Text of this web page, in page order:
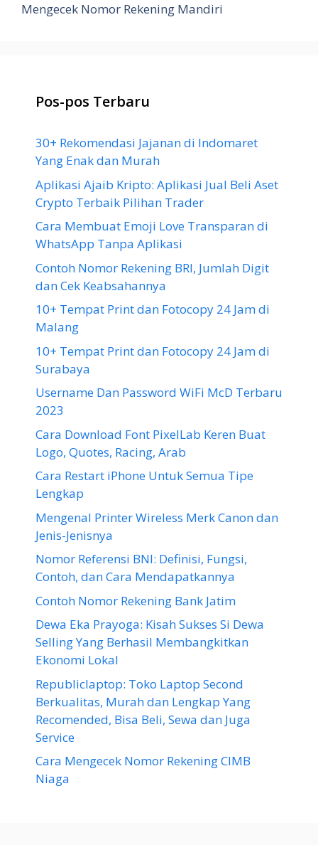
Mengecek Nomor Rekening Mandiri
Pos-pos Terbaru
30+ Rekomendasi Jajanan di Indomaret
Yang Enak dan Murah
Aplikasi Ajaib Kripto: Aplikasi Jual Beli Aset
Crypto Terbaik Pilihan Trader
Cara Membuat Emoji Love Transparan di
WhatsApp Tanpa Aplikasi
Contoh Nomor Rekening BRI, Jumlah Digit
dan Cek Keabsahannya
10+ Tempat Print dan Fotocopy 24 Jam di
Malang
10+ Tempat Print dan Fotocopy 24 Jam di
Surabaya
Username Dan Password WiFi McD Terbaru
2023
Cara Download Font PixelLab Keren Buat
Logo, Quotes, Racing, Arab
Cara Restart iPhone Untuk Semua Tipe
Lengkap
Mengenal Printer Wireless Merk Canon dan
Jenis-Jenisnya
Nomor Referensi BNI: Definisi, Fungsi,
Contoh, dan Cara Mendapatkannya
Contoh Nomor Rekening Bank Jatim
Dewa Eka Prayoga: Kisah Sukses Si Dewa
Selling Yang Berhasil Membangkitkan
Ekonomi Lokal
Republiclaptop: Toko Laptop Second
Berkualitas, Murah dan Lengkap Yang
Recomended, Bisa Beli, Sewa dan Juga
Service
Cara Mengecek Nomor Rekening CIMB
Niaga